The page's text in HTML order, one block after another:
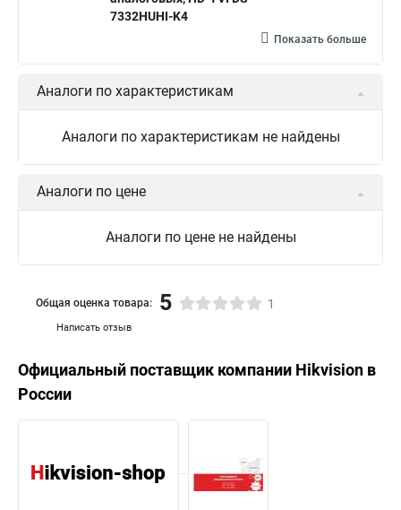
Видеокамеры hikvision ds
Камера Hikvision ds 2ce16d8t
Видеокамера hikvision hiwatch
Камера Hikvision ds 2cd2442fwd
Hikvision поворотная камера
Нikvision микрофон Hikvision поворотная
Hikvision порты
7332HUHI-K4
Показать больше
Аналоги по характеристикам
Аналоги по характеристикам не найдены
Аналоги по цене
Аналоги по цене не найдены
Написать отзыв
Общая оценка товара: 5 1
Официальный поставщик компании Hikvision в
России